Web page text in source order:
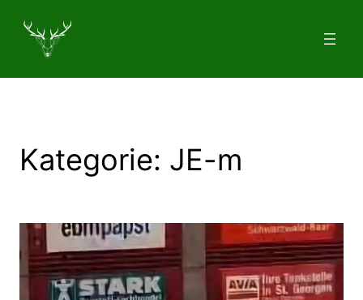
Inhalt
springen
Kategorie: JE-m